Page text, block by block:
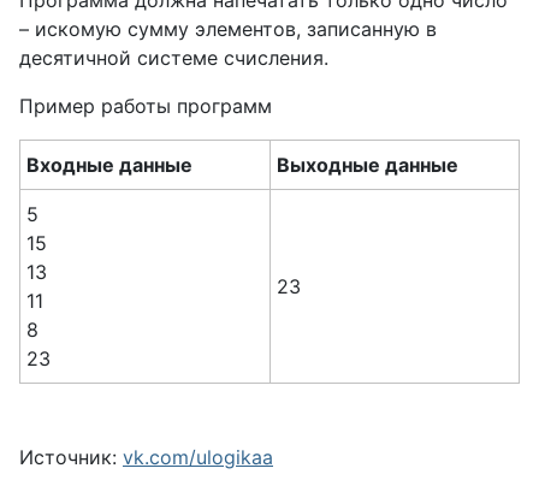
– искомую сумму элементов, записанную в
десятичной системе счисления.
Пример работы программ
Входные данные Выходные данные
5
15
13
11
8
23
23
Источник: vk.com/ulogikaa